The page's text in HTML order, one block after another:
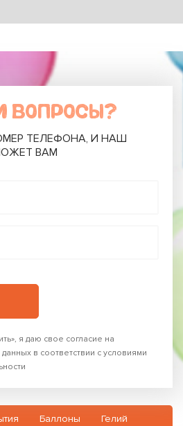
ВОПРОСЫ?
ТЕЛЕФОНА, И НАШ
ВАМ
я даю свое согласие на
в соответствии с условиями
Баллоны Гелий